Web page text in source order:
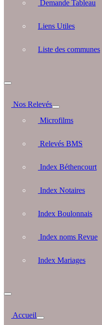
Demande Tableau
Liens Utiles
Liste des communes
Nos Relevés
Microfilms
Relevés BMS
Index Béthencourt
Index Notaires
Index Boulonnais
Index noms Revue
Index Mariages
Accueil